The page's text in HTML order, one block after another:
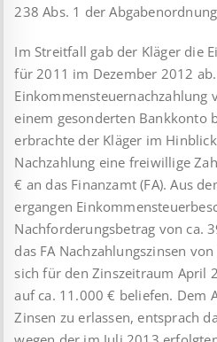
238 Abs. 1 der
Im Streitfall gab der Kläger die
für 2011 im Dezember 2012
Einkommensteuernachzahlung
einem gesonderten Bankkonto
erbrachte der Kläger im
Nachzahlung eine freiwillige
€ an das Finanzamt (FA). Aus
ergangen
Nachforderungsbetrag von ca.
das FA Nachzahlungszinsen
sich für den Zinszeitraum April
auf ca. 11.000 € beliefen. Dem
Zinsen zu erlassen, entsprach